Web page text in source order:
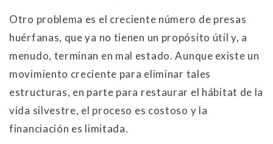
Otro problema es el creciente número de presas
huérfanas, que ya no tienen un propósito útil y, a
menudo, terminan en mal estado. Aunque existe un
movimiento creciente para eliminar tales
estructuras, en parte para restaurar el hábitat de la
vida silvestre, el proceso es costoso y la
financiación es limitada.